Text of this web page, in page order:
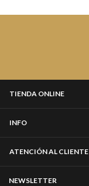
TIENDA ONLINE
INFO
ATENCIÓN AL CLIENTE
NEWSLETTER